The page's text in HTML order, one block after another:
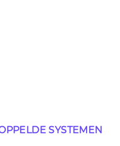
SYSTEMEN